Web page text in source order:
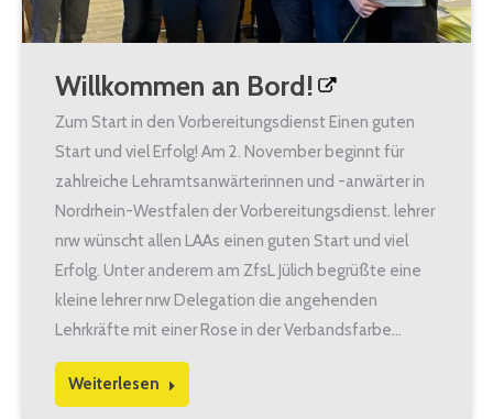
Willkommen an Bord!
Zum Start in den Vorbereitungsdienst Einen guten
Start und viel Erfolg! Am 2. November beginnt für
zahlreiche Lehramtsanwärterinnen und -anwärter in
Nordrhein-Westfalen der Vorbereitungsdienst. lehrer
nrw wünscht allen LAAs einen guten Start und viel
Erfolg. Unter anderem am ZfsL Jülich begrüßte eine
kleine lehrer nrw Delegation die angehenden
Lehrkräfte mit einer Rose in der Verbandsfarbe…
Weiterlesen